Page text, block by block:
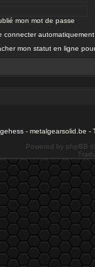
mon mot de passe
connecter
mon statut en ligne
- metalgearsolid.be -
Powered by phpBB